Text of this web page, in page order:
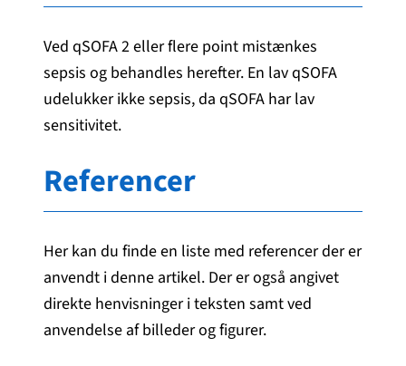
Ved qSOFA 2 eller flere point mistænkes
sepsis og behandles herefter. En lav qSOFA
udelukker ikke sepsis, da qSOFA har lav
sensitivitet.
Referencer
Her kan du finde en liste med referencer der er
anvendt i denne artikel. Der er også angivet
direkte henvisninger i teksten samt ved
anvendelse af billeder og figurer.